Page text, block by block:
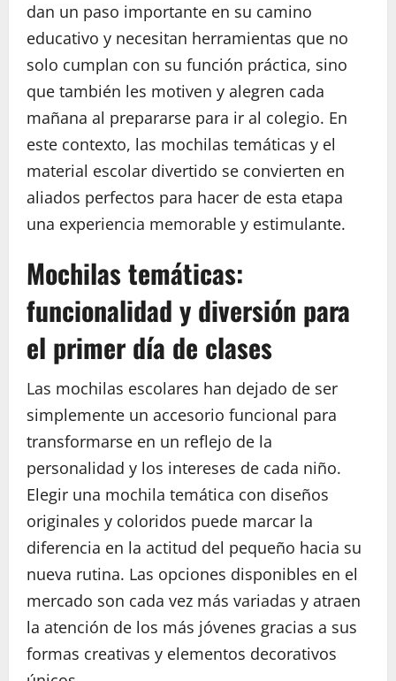
dan un paso importante en su camino
educativo y necesitan herramientas que no
solo cumplan con su función práctica, sino
que también les motiven y alegren cada
mañana al prepararse para ir al colegio. En
este contexto, las mochilas temáticas y el
material escolar divertido se convierten en
aliados perfectos para hacer de esta etapa
una experiencia memorable y estimulante.
Mochilas temáticas:
funcionalidad y diversión para
el primer día de clases
Las mochilas escolares han dejado de ser
simplemente un accesorio funcional para
transformarse en un reflejo de la
personalidad y los intereses de cada niño.
Elegir una mochila temática con diseños
originales y coloridos puede marcar la
diferencia en la actitud del pequeño hacia su
nueva rutina. Las opciones disponibles en el
mercado son cada vez más variadas y atraen
la atención de los más jóvenes gracias a sus
formas creativas y elementos decorativos